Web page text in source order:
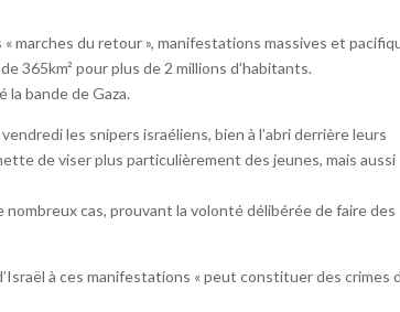
marches du retour », manifestations massives et
365km² pour plus de 2 millions d’habitants.
la bande de Gaza.
les snipers israéliens, bien à l’abri derrière leurs
de viser plus particulièrement des jeunes, mais aussi
cas, prouvant la volonté délibérée de faire des
à ces manifestations « peut constituer des crimes